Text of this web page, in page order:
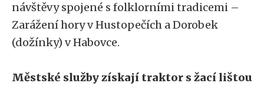
návštěvy spojené s folklorními tradicemi –
Zarážení hory v Hustopečích a Dorobek
(dožínky) v Habovce.
Městské služby získají traktor s žací lištou